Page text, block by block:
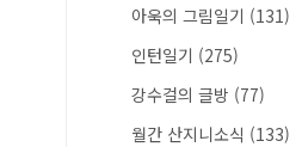
아욱의 그림일기 (131)
인턴일기 (275)
강수걸의 글방 (77)
월간 산지니소식 (133)